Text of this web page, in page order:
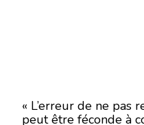
« L’erreur de ne pas
peut être féconde à